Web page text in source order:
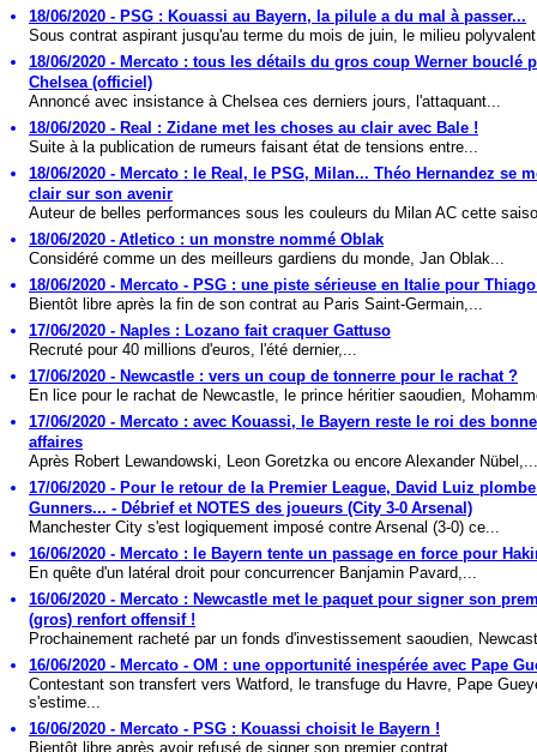
18/06/2020 - PSG : Kouassi au Bayern, la pilule a du mal à passer...
Sous contrat aspirant jusqu'au terme du mois de juin, le milieu
18/06/2020 - Mercato : tous les détails du gros coup Werner bouclé
Chelsea (officiel)
Annoncé avec insistance à Chelsea ces derniers jours, l'attaquant...
18/06/2020 - Real : Zidane met les choses au clair avec Bale !
Suite à la publication de rumeurs faisant état de tensions entre...
18/06/2020 - Mercato : le Real, le PSG, Milan... Théo Hernandez se
clair sur son avenir
Auteur de belles performances sous les couleurs du Milan AC cette
18/06/2020 - Atletico : un monstre nommé Oblak
Considéré comme un des meilleurs gardiens du monde, Jan Oblak...
18/06/2020 - Mercato - PSG : une piste sérieuse en Italie pour
Bientôt libre après la fin de son contrat au Paris Saint-Germain,...
17/06/2020 - Naples : Lozano fait craquer Gattuso
Recruté pour 40 millions d'euros, l'été dernier,...
17/06/2020 - Newcastle : vers un coup de tonnerre pour le rachat ?
En lice pour le rachat de Newcastle, le prince héritier saoudien,
17/06/2020 - Mercato : avec Kouassi, le Bayern reste le roi des
affaires
Après Robert Lewandowski, Leon Goretzka ou encore Alexander Nübel,...
17/06/2020 - Pour le retour de la Premier League, David Luiz
Gunners... - Débrief et NOTES des joueurs (City 3-0 Arsenal)
Manchester City s'est logiquement imposé contre Arsenal (3-0) ce...
16/06/2020 - Mercato : le Bayern tente un passage en force pour
En quête d'un latéral droit pour concurrencer Banjamin Pavard,...
16/06/2020 - Mercato : Newcastle met le paquet pour signer son
(gros) renfort offensif !
Prochainement racheté par un fonds d'investissement saoudien,
16/06/2020 - Mercato - OM : une opportunité inespérée avec Pape
Contestant son transfert vers Watford, le transfuge du Havre, Pape
s'estime...
16/06/2020 - Mercato - PSG : Kouassi choisit le Bayern !
Bientôt libre après avoir refusé de signer son premier contrat...